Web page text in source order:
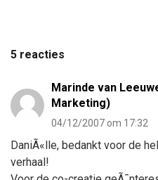
5 reacties
Marinde van
Marketing)
04/12/2007 om 17:32
DaniÃ«lle, bedankt voor de
verhaal!